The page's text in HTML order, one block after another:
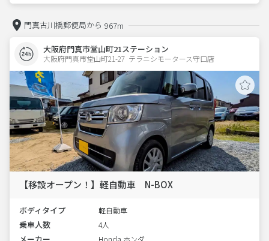
門真古川橋郵便局から 967m
大阪府門真市堂山町21ステーション
大阪府門真市堂山町21-27  テラニシモータース守口店
【移設オープン！】軽自動車 N-BOX
ボディタイプ 軽自動車
乗車人数 4人
Honda ホンダ